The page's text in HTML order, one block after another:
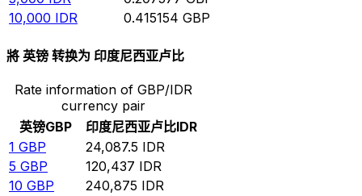
10,000 IDR 0.415154 GBP
將 英镑 转换为 印度尼西亚卢比
Rate information of GBP/IDR
currency pair
英镑GBP 印度尼西亚卢比IDR
1 GBP 24,087.5 IDR
5 GBP 120,437 IDR
10 GBP 240,875 IDR